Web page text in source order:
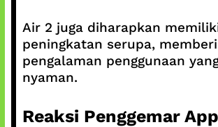
Air 2 juga diharapkan
peningkatan serupa,
pengalaman penggunaan
nyaman.
Reaksi Penggemar